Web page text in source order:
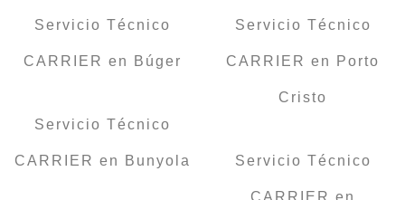
Servicio Técnico
CARRIER en Búger
Servicio Técnico
CARRIER en Bunyola
Servicio Técnico
CARRIER en Porto
Cristo
Servicio Técnico
CARRIER en